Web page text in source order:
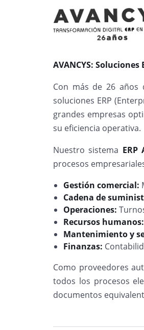
AVANCYS:
Con más de 26 años
soluciones ERP
grandes empresas
su eficiencia operativa.
Nuestro sistema ERP
procesos
Gestión comercial:
Cadena de
Operaciones:
Recursos humanos:
Mantenimiento y
Finanzas:
Como proveedores
todos los procesos
documentos